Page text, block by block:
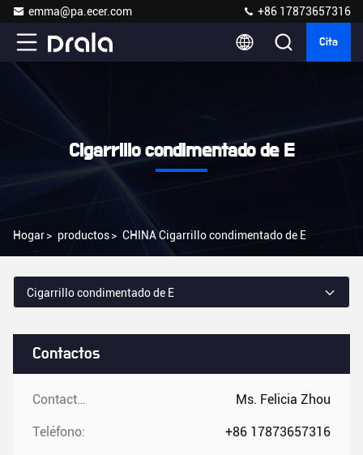
emma@pa.ecer.com +86 17873657316
Cita
Cigarrillo condimentado de E
Hogar> productos> CHINA Cigarrillo condimentado de E
Contactos
Contactos: Ms. Felicia Zhou
Teléfono: +86 17873657316
Cigarrillo condimentado de E